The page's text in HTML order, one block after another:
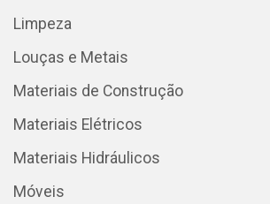
Limpeza
Louças e Metais
Materiais de Construção
Materiais Elétricos
Materiais Hidráulicos
Móveis